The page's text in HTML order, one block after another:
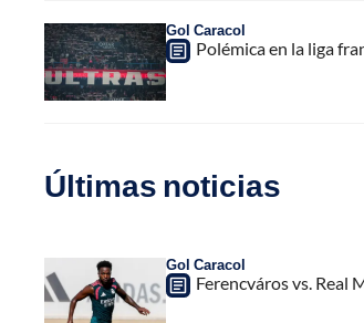
Gol Caracol
Polémica en la liga
Últimas noticias
Gol Caracol
Ferencváros vs. Real